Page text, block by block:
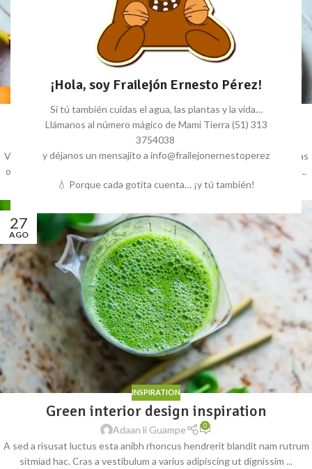
¡Hola, soy Frailejón Ernesto Pérez!
Si tú también cuidas el agua, las plantas y la vida…
Llámanos al número mágico de Mami Tierra (51) 313
3754038
y déjanos un mensajito a info@frailejonernestoperez
💧 Porque cada gotita cuenta… ¡y tú también!
Exploring Atlanta’s modern homes
Adaan li Guampe
Vivamus enim sagittis aptent hac mi dui a per aptent suspendisse cras
odio bibendum augue rhoncus laoreet dui praesent sodales sodales....
CONTINUE READING
27
AGO
INSPIRATION
Green interior design inspiration
Adaan li Guampe 0
A sed a risusat luctus esta anibh rhoncus hendrerit blandit nam rutrum
sitmiad hac. Cras a vestibulum a varius adipiscing ut dignissim ...